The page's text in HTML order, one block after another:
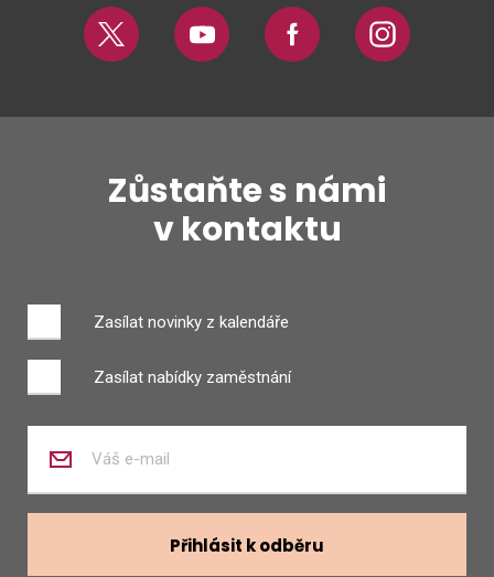
Twitter Youtube Facebook Instagram
Zůstaňte s námi
v kontaktu
Zasílat novinky z kalendáře
Zasílat nabídky zaměstnání
váš
mail
Přihlásit k odběru